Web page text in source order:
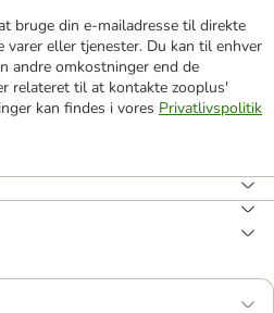
bruge din e-mailadresse til direkte
varer eller tjenester. Du kan til enhver
andre omkostninger end de
relateret til at kontakte zooplus'
kan findes i vores Privatlivspolitik